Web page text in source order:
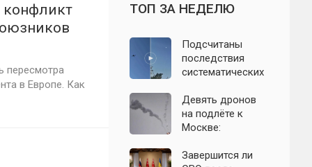
конфликт
пересмотра
в Европе. Как
ТОП ЗА НЕДЕЛЮ
Подсчитаны
последствия
систематических
Ленинградскую
область: что
известно к 7
Девять дронов
на подлёте к
Москве:
ночной атаки
Завершится ли